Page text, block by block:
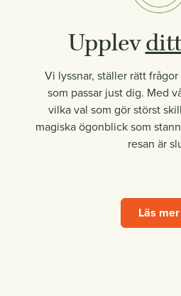
Upplev
Vi lyssnar, ställer rätt
som passar just dig. Med
vilka val som gör störst
magiska ögonblick som
resan är
Läs mer